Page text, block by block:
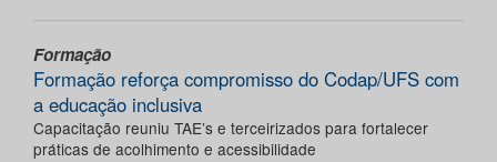
Formação
Formação reforça compromisso do Codap/UFS com
a educação inclusiva
Capacitação reuniu TAE’s e terceirizados para fortalecer
práticas de acolhimento e acessibilidade